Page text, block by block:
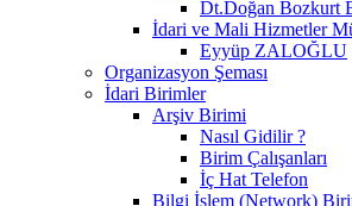
Dt.Doğan
İdari ve Mali Hizmetler
Eyyüp ZALOĞLU
Organizasyon Şeması
İdari Birimler
Arşiv Birimi
Nasıl Gidilir ?
Birim Çalışanları
İç Hat Telefon
Bilgi İşlem (Network)